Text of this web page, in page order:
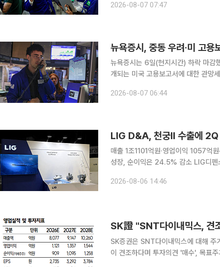
5만3885.10에 마무리했다.
2026-08-07 07:47
뉴욕증시, 중동 우려·미 고
뉴욕증시는 6일(현지시간) 하락 마감
개되는 미국 고용보고서에 대한 관망세가 짙어진 영
리했다. S&P500지수는 13.59포인
2026-08-07 06:44
LIG D&A, 천궁Ⅱ 수출에
매출 1조1101억원·영업이익 1057
성장, 순이익은 24.5% 감소 LIG디펜스앤에어로스페이스(LIG D&A)가 천궁Ⅱ 수출과 국내 양산 사
기준 매출 1조1101억원, 영업이익
2026-08-06 14:46
SK證 "SNT다이내믹스, 견
SK증권은 SNT다이내믹스에 대해 주
이 견조하다며 투자의견 '매수', 목표주가